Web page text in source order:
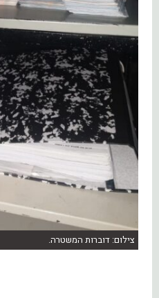
צילום: דוברות המשטרה.